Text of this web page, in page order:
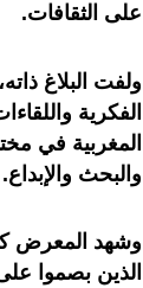
على الثقافات.
الفكرية
المغربية في
والبحث والإبداع.
وشهد المعرض
الذين بصموا